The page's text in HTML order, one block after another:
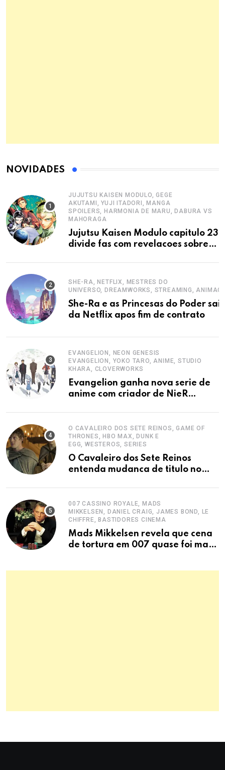
NOVIDADES
JUJUTSU KAISEN MODULO, GEGE
AKUTAMI, YUJI ITADORI, MANGA
SPOILERS, HARMONIA DE MARU, DABURA VS
MAHORAGA
Jujutsu Kaisen Modulo capitulo 23
divide fas com revelacoes sobre
SHE-RA, NETFLIX, MESTRES DO
UNIVERSO, DREAMWORKS, STREAMING,
She-Ra e as Princesas do Poder sai
da Netflix apos fim de contrato
EVANGELION, NEON GENESIS
EVANGELION, YOKO TARO, ANIME, STUDIO
KHARA, CLOVERWORKS
Evangelion ganha nova serie de
anime com criador de NieR
O CAVALEIRO DOS SETE REINOS, GAME OF
THRONES, HBO MAX, DUNK E
EGG, WESTEROS, SERIES
O Cavaleiro dos Sete Reinos
entenda mudanca de titulo no
007 CASSINO ROYALE, MADS
MIKKELSEN, DANIEL CRAIG, JAMES BOND, LE
CHIFFRE, BASTIDORES CINEMA
Mads Mikkelsen revela que cena
de tortura em 007 quase foi mais